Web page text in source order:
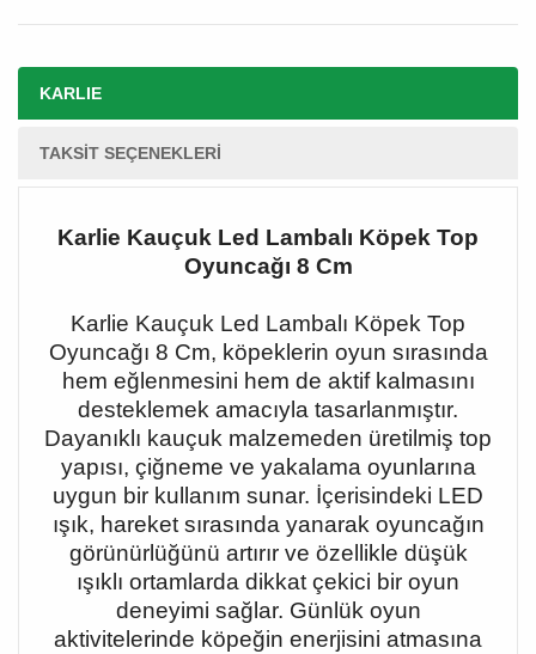
KARLIE
TAKSIT SEÇENEKLERI
Karlie Kauçuk Led Lambalı Köpek Top
Oyuncağı 8 Cm
Karlie Kauçuk Led Lambalı Köpek Top
Oyuncağı 8 Cm, köpeklerin oyun sırasında
hem eğlenmesini hem de aktif kalmasını
desteklemek amacıyla tasarlanmıştır.
Dayanıklı kauçuk malzemeden üretilmiş top
yapısı, çiğneme ve yakalama oyunlarına
uygun bir kullanım sunar. İçerisindeki LED
ışık, hareket sırasında yanarak oyuncağın
görünürlüğünü artırır ve özellikle düşük
ışıklı ortamlarda dikkat çekici bir oyun
deneyimi sağlar. Günlük oyun
aktivitelerinde köpeğin enerjisini atmasına